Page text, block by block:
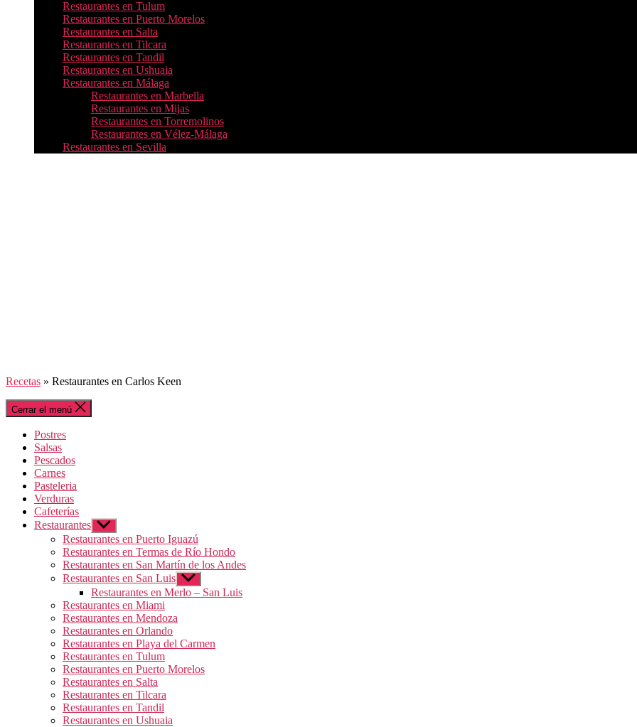
Restaurantes en Tulum
Restaurantes en Puerto Morelos
Restaurantes en Salta
Restaurantes en Tilcara
Restaurantes en Tandil
Restaurantes en Ushuaia
Restaurantes en Málaga
Restaurantes en Marbella
Restaurantes en Mijas
Restaurantes en Torremolinos
Restaurantes en Vélez-Málaga
Restaurantes en Sevilla
Recetas » Restaurantes en Carlos Keen
Cerrar el menú
Postres
Salsas
Pescados
Carnes
Pasteleria
Verduras
Cafeterías
Restaurantes Mostrar
el
submenú
Restaurantes en Puerto Iguazú
Restaurantes en Termas de Río Hondo
Restaurantes en San Martín de los Andes
Restaurantes en San Luis Mostrar
el
submenú
Restaurantes en Merlo – San Luis
Restaurantes en Miami
Restaurantes en Mendoza
Restaurantes en Orlando
Restaurantes en Playa del Carmen
Restaurantes en Tulum
Restaurantes en Puerto Morelos
Restaurantes en Salta
Restaurantes en Tilcara
Restaurantes en Tandil
Restaurantes en Ushuaia